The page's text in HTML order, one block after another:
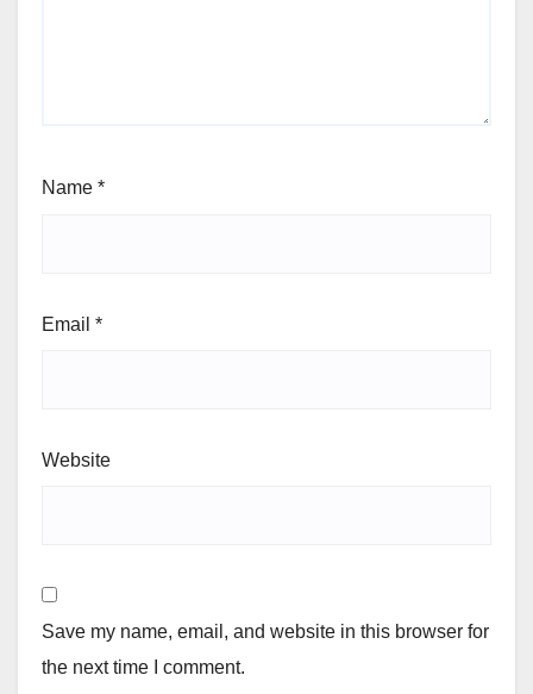
Name *
Email *
Website
Save my name, email, and website in this browser for
the next time I comment.